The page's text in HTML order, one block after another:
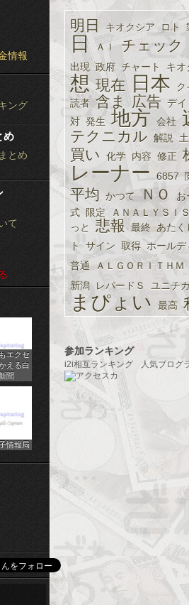
ロ
グ
ラ
ン
キ
ン
グ］-
株
FX
競
馬
パ
チ
ス
ロ
ラ
イ
ジ
情報
ング
め
とめ
て
エクセ
える白
聞
情報局
明日 キオクシア ロト
日
ＡＩ チェック
出現 政府 チャート キオ
想 現在 日本 ク
読者 含ま 広告 デイ
対 発生 地方 会社
テクニカル 解説
買い
化学 内容 修正
レーナー 6857
平均 かつて ＮＯ お
式
限定 ＡＮＡＬＹＳＩＳ
っと
悲報 最終 あたく
ト
サイン 取得 ホールデ
普通
ＡＬＧＯＲＩＴＨＭ
新潟
レパードＳ ユニチカ
まぴょい
最高
参加ランキング
i2i相互ランキング 人気ブログ